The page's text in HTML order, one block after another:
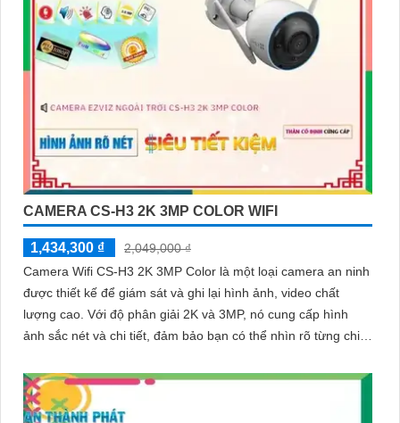
CAMERA CS-H3 2K 3MP COLOR WIFI
1,434,300 ₫
2,049,000 ₫
Camera Wifi CS-H3 2K 3MP Color là một loại camera an ninh
được thiết kế để giám sát và ghi lại hình ảnh, video chất
lượng cao. Với độ phân giải 2K và 3MP, nó cung cấp hình
ảnh sắc nét và chi tiết, đảm bảo bạn có thể nhìn rõ từng chi